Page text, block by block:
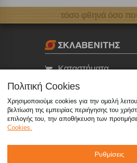
τόσο φθηνά όσο
Καταστήματα
eMarket
800 117 7777 (μόνο από σταθερό,
info@sklavenitis.gr
Πολιτική Cookies
Χρησιμοποιούμε cookies για την ομαλή
βελτίωση της εμπειρίας περιήγησης του
επιλογής του, την αποθήκευση των
Cookies.
Ρυθμίσεις